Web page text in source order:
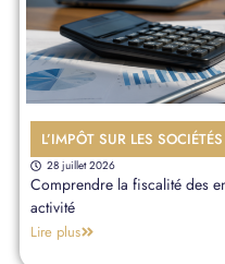
L’IMPÔT SUR LES
28 juillet 2026
Comprendre la fiscalité des
activité
Lire plus